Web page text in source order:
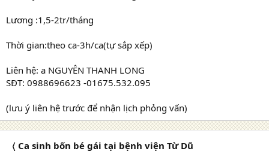
Lương :1,5-2tr/tháng
Thời gian:theo ca-3h/ca(tự sắp xếp)
Liên hệ: a NGUYÊN THANH LONG
SĐT: 0988696623 -01675.532.095
(lưu ý liên hệ trước để nhận lịch phỏng vấn)
〈 Ca sinh bốn bé gái tại bệnh viện Từ Dũ